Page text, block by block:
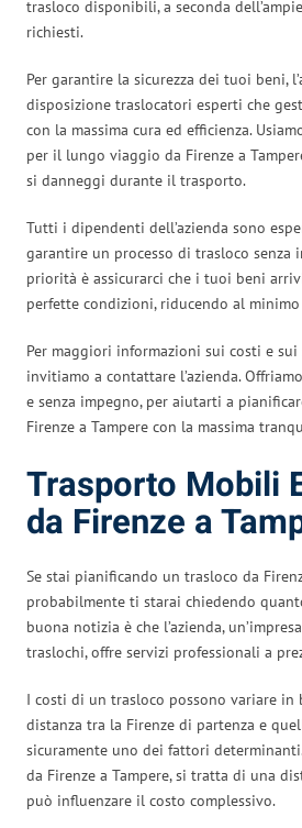
trasloco disponibili, a seconda
richiesti.
Per garantire la sicurezza dei tuoi beni,
disposizione traslocatori esperti che
con la massima cura ed efficienza.
per il lungo viaggio da Firenze a
si danneggi durante il trasporto.
Tutti i dipendenti dell’azienda sono
garantire un processo di trasloco senza
priorità è assicurarci che i tuoi beni
perfette condizioni, riducendo al
Per maggiori informazioni sui costi e
invitiamo a contattare l’azienda.
e senza impegno, per aiutarti a
Firenze a Tampere con la massima
Trasporto Mobili
da Firenze a
Se stai pianificando un trasloco da
probabilmente ti starai chiedendo
buona notizia è che l’azienda,
traslochi, offre servizi professionali a
I costi di un trasloco possono variare in
distanza tra la Firenze di partenza e
sicuramente uno dei fattori
da Firenze a Tampere, si tratta di una
può influenzare il costo complessivo.